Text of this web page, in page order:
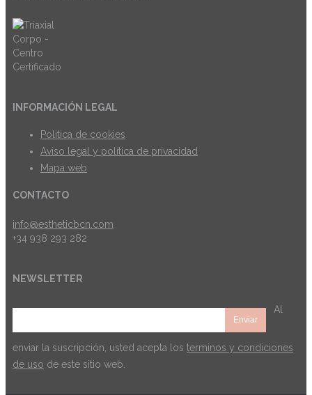
INFORMACIÓN LEGAL
Politica de cookies
Aviso legal y política de privacidad
Mapa web
CONTACTO
info@estheticbcn.com
+34 938 293 282
NEWSLETTER
Al
enviar la suscripción, usted acepta los terminos y condiciones
de uso de este sitio web.